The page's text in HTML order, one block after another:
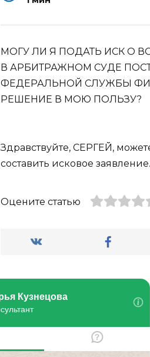
МОГУ ЛИ Я ПОДАТЬ ИСК О
В АРБИТРАЖНОМ СУДЕ
ФЕДЕРАЛЬНОЙ СЛУЖБЫ
РЕШЕНИЕ В МОЮ ПОЛЬЗУ?
Здравствуйте, СЕРГЕЙ,
составить исковое заявление.
Оцените статью